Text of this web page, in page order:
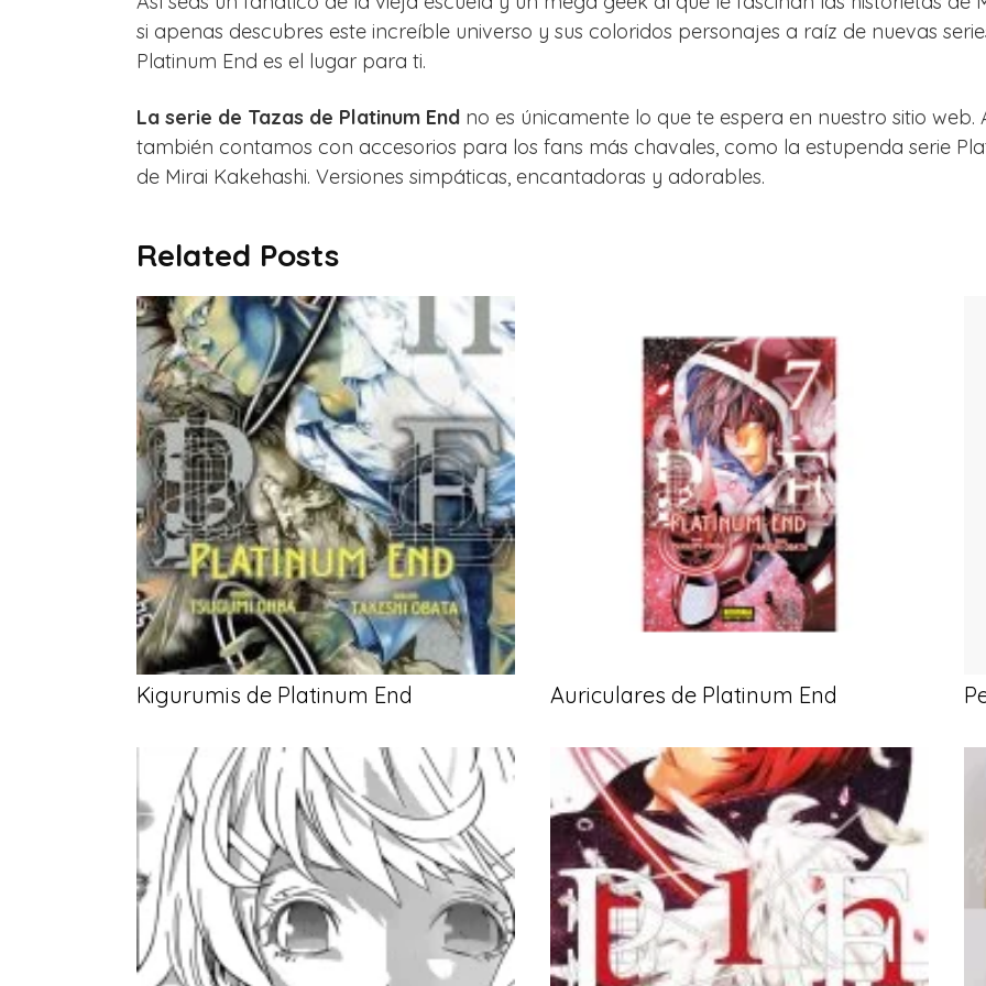
si apenas descubres este increíble universo y sus coloridos personajes a raíz de nuevas
Platinum End es el lugar para ti.
La serie de Tazas de Platinum End no es únicamente lo que te espera en nuestro sitio
también contamos con accesorios para los fans más chavales, como la estupenda serie
de Mirai Kakehashi. Versiones simpáticas, encantadoras y adorables.
Related Posts
Kigurumis de Platinum End Auriculares de Platinum End